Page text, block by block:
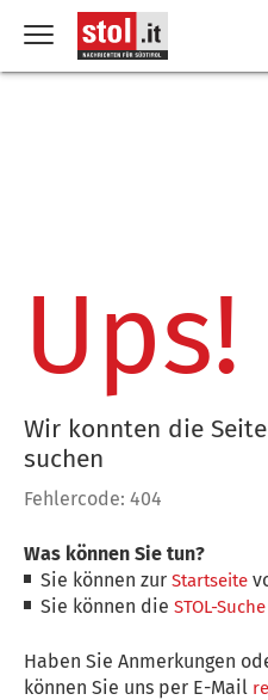
Ups!
Wir konnten die
suchen
Fehlercode: 404
Was können Sie tun?
Sie können zurStartseite
Sie können dieSTOL-Suche
Haben Sie Anmerkungen
können Sie uns per E-Mail